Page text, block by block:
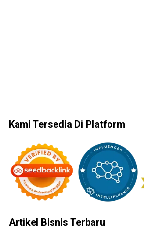
Kami Tersedia Di Platform
Artikel Bisnis Terbaru